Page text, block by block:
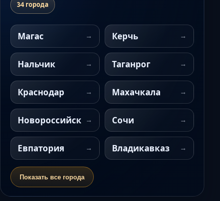
34 города
Магас Керчь
Нальчик Таганрог
Краснодар Махачкала
Новороссийск Сочи
Евпатория Владикавказ
Показать все города